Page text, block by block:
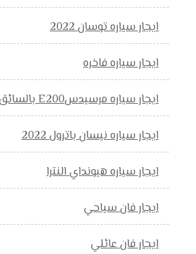
ايجار سياره توسان 2022
ايجار سياره فاخره
ايجار سياره مرسيدسE200 بالسائق
ايجار سياره نيسان باترول 2022
ايجار سياره هيونداي النترا
ايجار فان سياحي
ايجار فان عائلي